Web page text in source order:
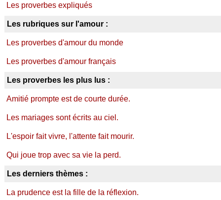
Les proverbes expliqués
Les rubriques sur l'amour :
Les proverbes d'amour du monde
Les proverbes d'amour français
Les proverbes les plus lus :
Amitié prompte est de courte durée.
Les mariages sont écrits au ciel.
L'espoir fait vivre, l'attente fait mourir.
Qui joue trop avec sa vie la perd.
Les derniers thèmes :
La prudence est la fille de la réflexion.